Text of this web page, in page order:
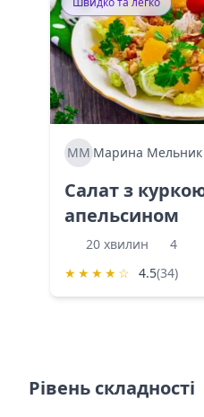
ММ Марина Мельник
Салат з
апельсином
20 хвилин
4
★ ★ ★ ★ ☆ 4.5(34)
Рівень складності